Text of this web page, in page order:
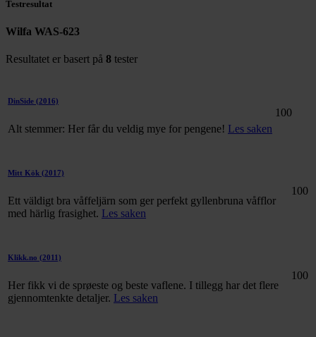
Testresultat
Wilfa WAS-623
Resultatet er basert på 8 tester
DinSide (2016)
Alt stemmer: Her får du veldig mye for pengene! Les saken
100
Mitt Kök (2017)
Ett väldigt bra våffeljärn som ger perfekt gyllenbruna våfflor
med härlig frasighet. Les saken
100
Klikk.no (2011)
Her fikk vi de sprøeste og beste vaflene. I tillegg har det flere
gjennomtenkte detaljer. Les saken
100